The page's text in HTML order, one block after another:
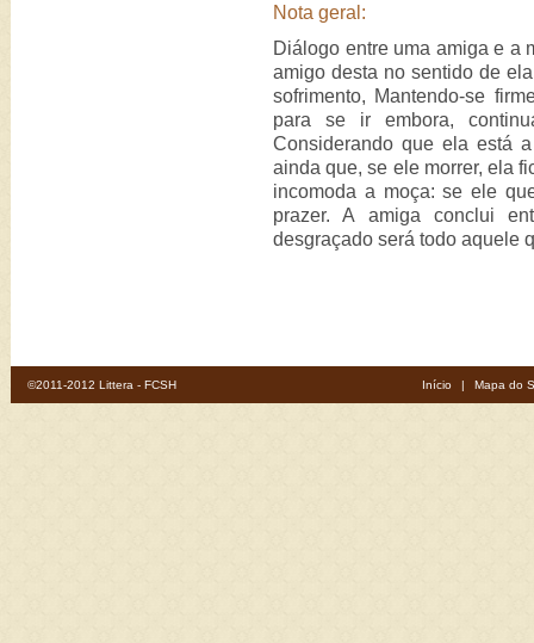
Nota geral:
Diálogo entre uma amiga e a
amigo desta no sentido de
sofrimento, Mantendo-se
para se ir embora,
Considerando que ela está
ainda que, se ele morrer, ela
incomoda a moça: se ele
prazer. A amiga conclui
desgraçado será todo aquele
©2011-2012 Littera - FCSH Início | Mapa do